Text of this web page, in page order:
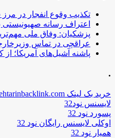
تکذیب وقوع انفجار در
اعتراف رسانه صهیونیستی
پزشکیان: وفاق ملی
عراقچی در تماس
پاشنه آشیل‌های آمریکا؛ از
.
خرید بک لینک behtarinbacklink.com
لایسنس نود32
پسورد نود 32
اوکلی لایسنس رایگان نود 32
همیار نود 32